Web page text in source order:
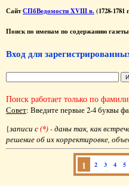
СайтСПбВедомости XVIII в. (1728-1781
Поиск по именам по содержанию
Вход для
Поиск работает только по
Совет: Введите первые 2-4 буквы
{записи с(*)- даны так, как
решение об их корректировке,
1 2 3 4 5